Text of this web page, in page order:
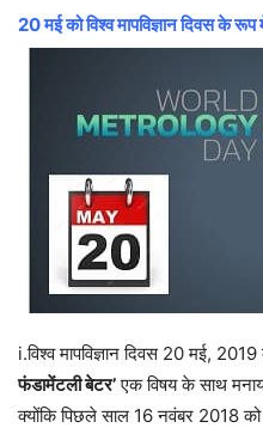
20 मई को विश्व मापविज्ञान दिवस के रूप
i.विश्व मापविज्ञान दिवस 20 मई, 2019
फंडामेंटली बेटर’एक विषय के साथ
क्योंकि पिछले साल 16 नवंबर 2018